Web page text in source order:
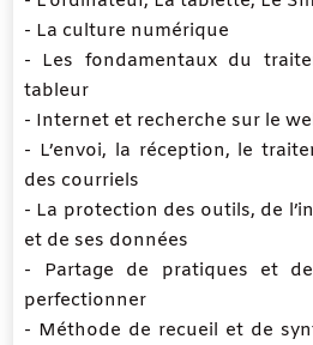
- La culture numérique
- Les fondamentaux du
tableur
- Internet et recherche sur le
- L’envoi, la réception, le
des courriels
- La protection des outils, de
et de ses données
- Partage de pratiques et
perfectionner
- Méthode de recueil et de